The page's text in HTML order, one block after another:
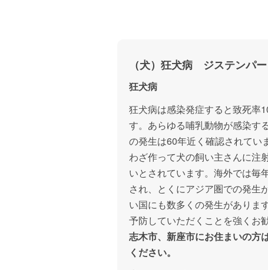
（犬）狂犬病 ジステン
狂犬病
狂犬病は感染発症すると致死率
す。あらゆる哺乳動物が感染す
の発生は60年近く確認されてい
わざ作って犬の飼い主さんに注
いとされています。海外では毎
され、とくにアジア圏での発生
い国にも数多くの発生がありま
予防していただくことを強くお
志木市、新座市にお住まいの方
ください。